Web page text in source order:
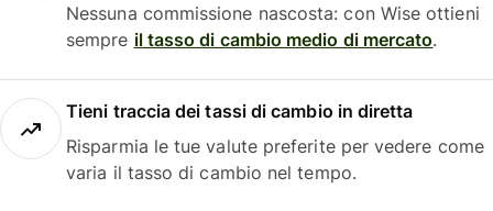
Nessuna commissione nascosta: con Wise ottieni
sempre il tasso di cambio medio di mercato.
Tieni traccia dei tassi di cambio in diretta
Risparmia le tue valute preferite per vedere come
varia il tasso di cambio nel tempo.